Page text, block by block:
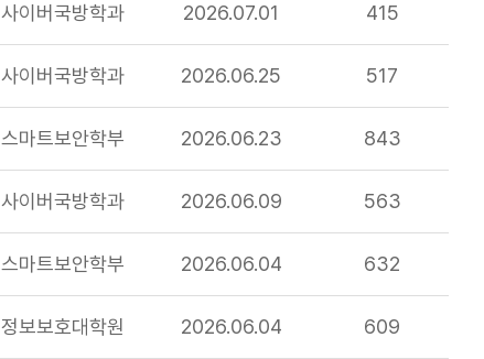
사이버국방학과 2026.07.01 415
사이버국방학과 2026.06.25 517
스마트보안학부 2026.06.23 843
사이버국방학과 2026.06.09 563
스마트보안학부 2026.06.04 632
정보보호대학원 2026.06.04 609